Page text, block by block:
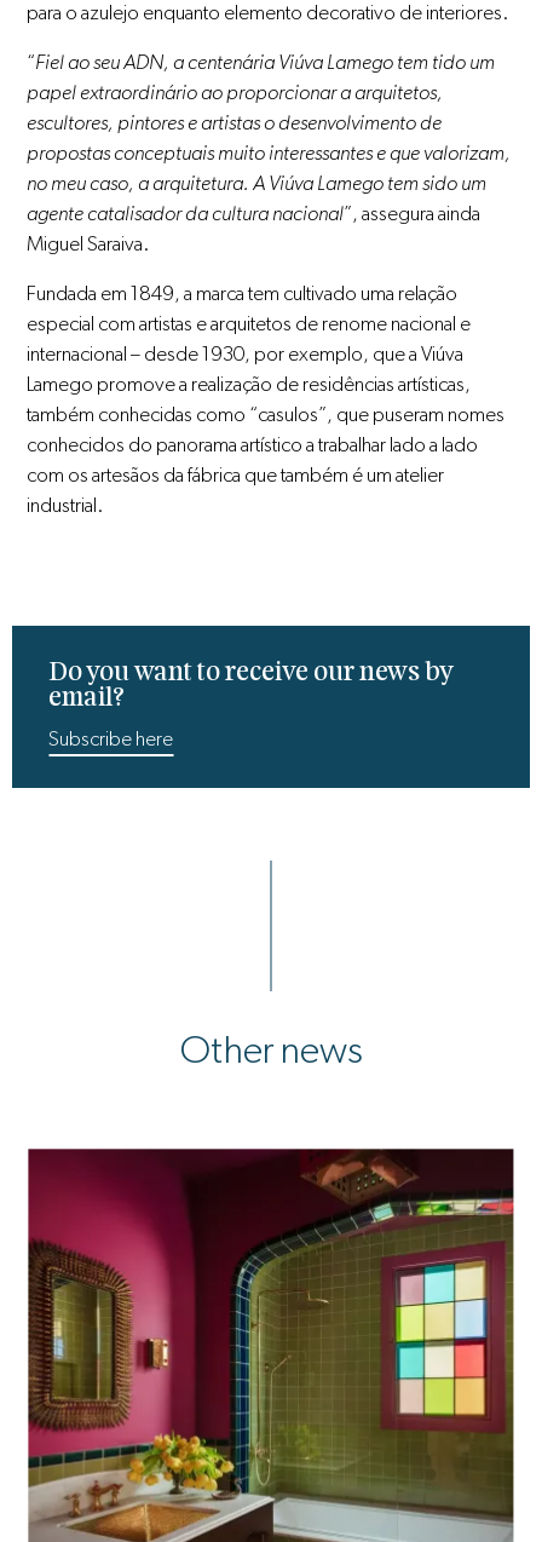
para o azulejo enquanto elemento decorativo de interiores.
“Fiel ao seu ADN, a centenária Viúva Lamego tem tido um
papel extraordinário ao proporcionar a arquitetos,
escultores, pintores e artistas o desenvolvimento de
propostas conceptuais muito interessantes e que valorizam,
no meu caso, a arquitetura. A Viúva Lamego tem sido um
agente catalisador da cultura nacional”, assegura ainda
Miguel Saraiva.
Fundada em 1849, a marca tem cultivado uma relação
especial com artistas e arquitetos de renome nacional e
internacional – desde 1930, por exemplo, que a Viúva
Lamego promove a realização de residências artísticas,
também conhecidas como “casulos”, que puseram nomes
conhecidos do panorama artístico a trabalhar lado a lado
com os artesãos da fábrica que também é um atelier
industrial.
Do you want to receive our news by
email?
Subscribe here
Other news